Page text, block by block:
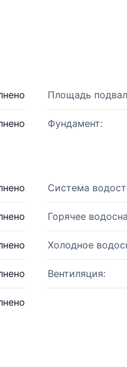
Площадь
Фундамент:
Система
Горячее
Холодное
Вентиляция: